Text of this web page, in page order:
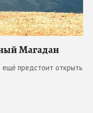
Магадан
ещё предстоит открыть